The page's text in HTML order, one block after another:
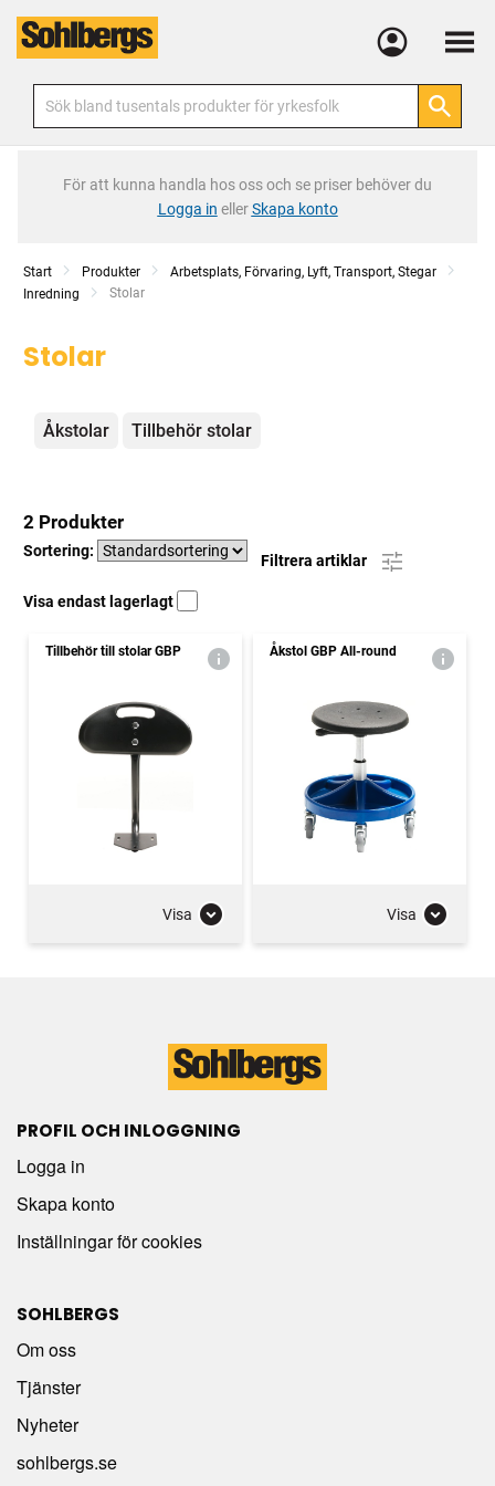
Meny
För att kunna handla hos oss och se priser behöver du
Logga in ellerSkapa konto
Start Produkter
Arbetsplats, Förvaring, Lyft, Transport, Stegar
Inredning
Current:
Stolar
Stolar
Kategorier
Åkstolar Tillbehör stolar
2 Produkter
Sortering:
Filtrera artiklar
Visa endast lagerlagt
Tillbehör till stolar GBP
Visa
Åkstol GBP All-round
Visa
PROFIL OCH INLOGGNING
Logga in
Skapa konto
Inställningar för cookies
SOHLBERGS
Om oss
Tjänster
Nyheter
sohlbergs.se